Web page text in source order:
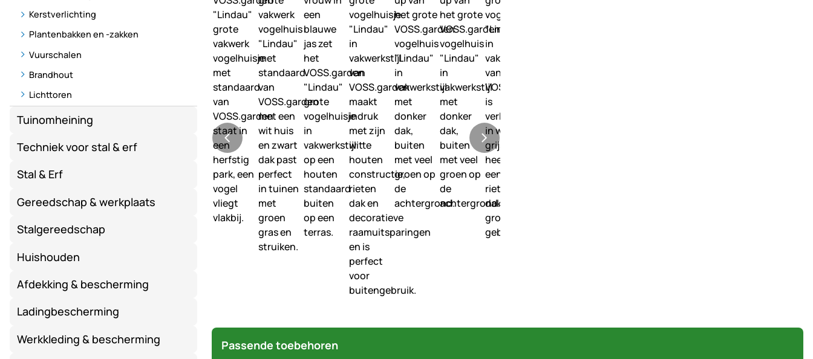
Kerstverlichting
Plantenbakken en -zakken
Vuurschalen
Brandhout
Lichttoren
Tuinomheining
Techniek voor stal & erf
Stal & Erf
Gereedschap & werkplaats
Stalgereedschap
Huishouden
Afdekking & bescherming
Ladingbescherming
Werkkleding & bescherming
Passende toebehoren